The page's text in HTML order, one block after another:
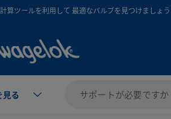
算ツールを利用して 最適なバルブを見つけましょう
見る